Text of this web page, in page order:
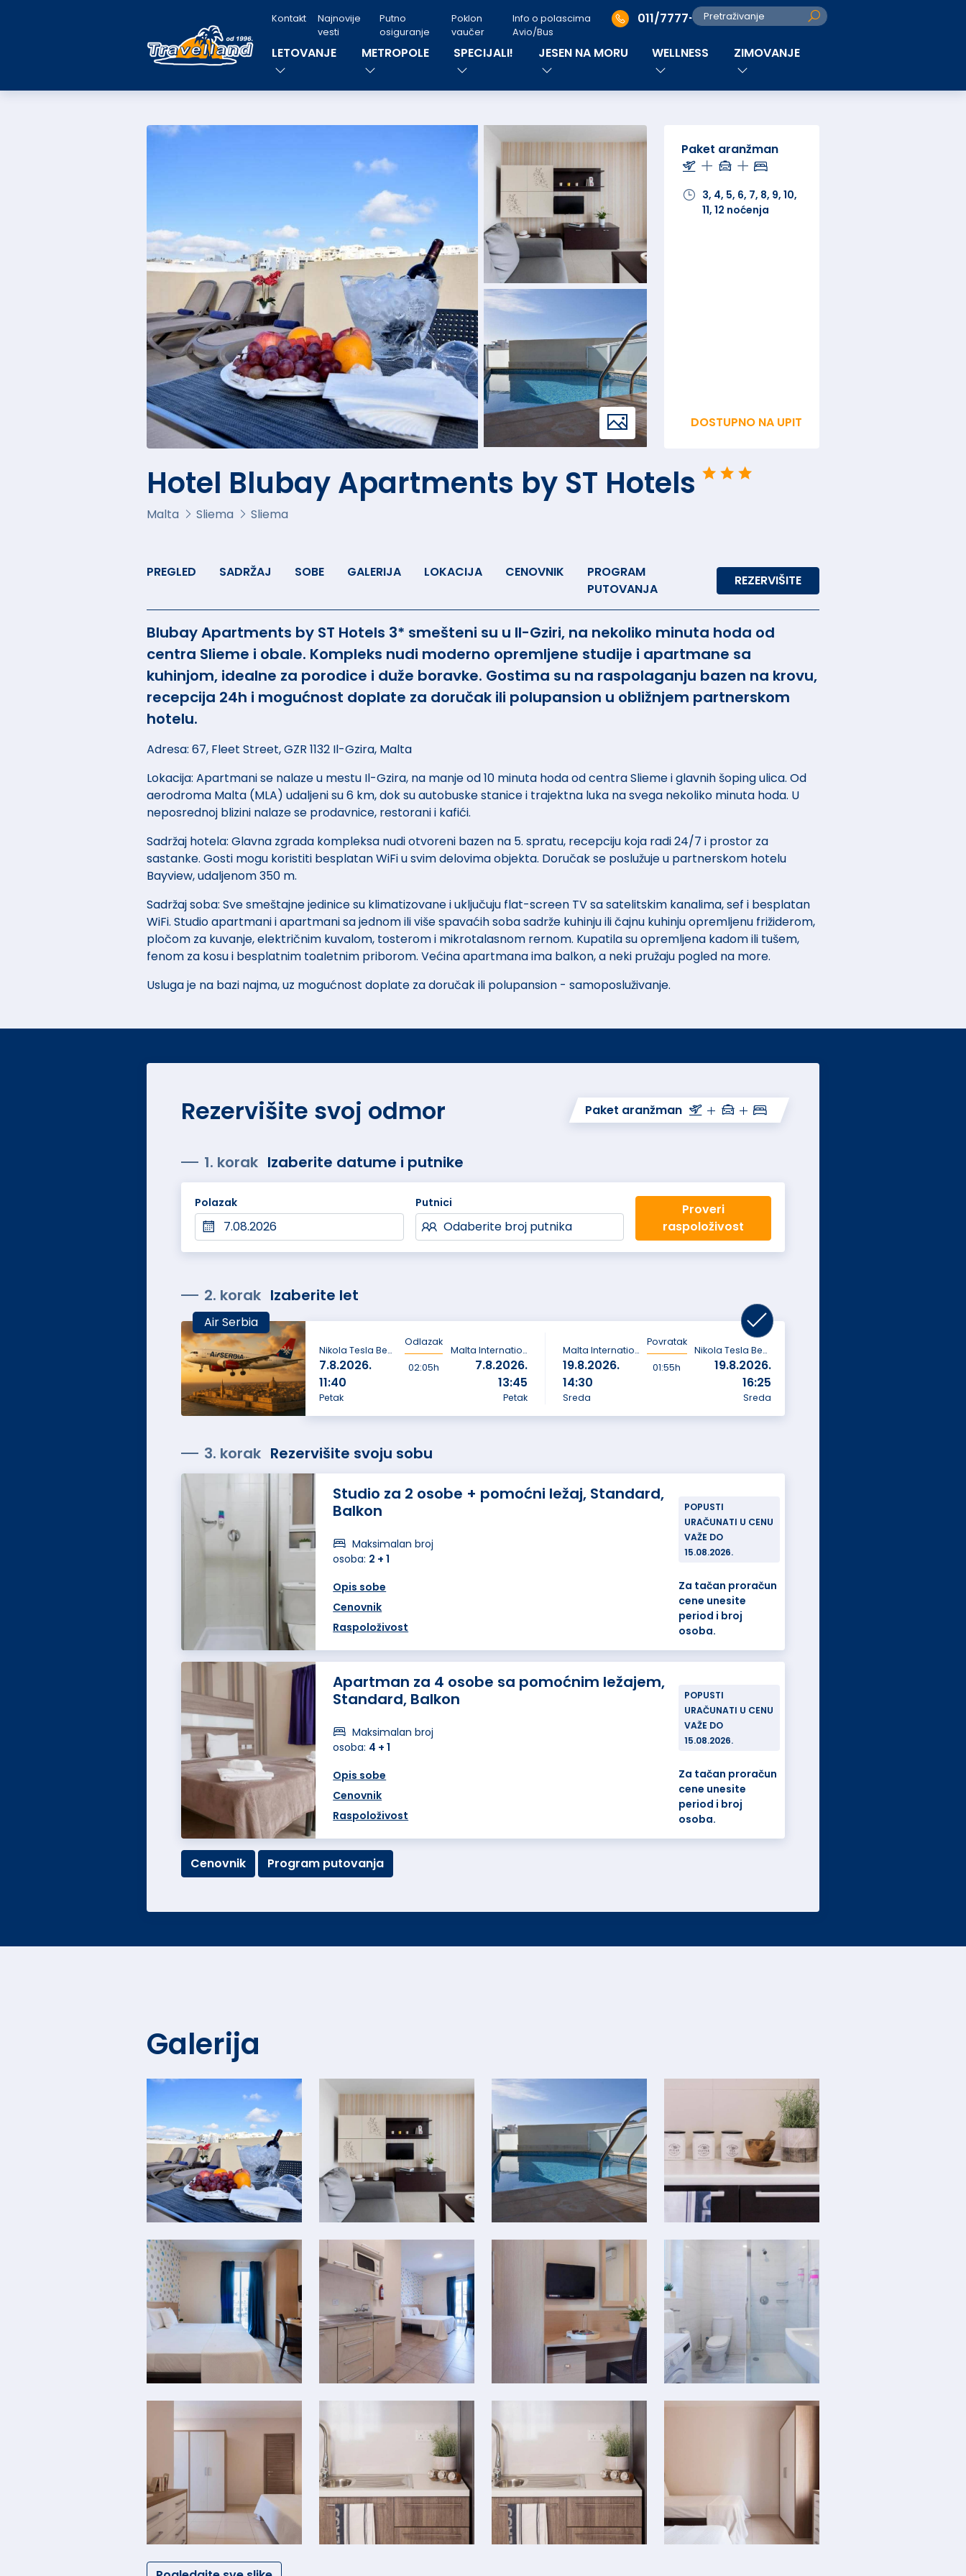
Pretraživanje
Kontakt
Najnovije
vesti
Putno
osiguranje
Poklon
vaučer
Info o polascima
Avio/Bus
011/7777-280
LETOVANJE METROPOLE SPECIJALI! JESEN NA MORU WELLNESS ZIMOVANJE
Paket aranžman
3, 4, 5, 6, 7, 8, 9, 10,
11, 12 noćenja
DOSTUPNO NA UPIT
Hotel Blubay Apartments by ST Hotels
Malta Sliema Sliema
PREGLED SADRŽAJ SOBE GALERIJA LOKACIJA CENOVNIK
PROGRAM
PUTOVANJA
REZERVIŠITE
Blubay Apartments by ST Hotels 3* smešteni su u Il-Gziri, na nekoliko minuta hoda od
centra Slieme i obale. Kompleks nudi moderno opremljene studije i apartmane sa
kuhinjom, idealne za porodice i duže boravke. Gostima su na raspolaganju bazen na krovu,
recepcija 24h i mogućnost doplate za doručak ili polupansion u obližnjem partnerskom
hotelu.
Adresa: 67, Fleet Street, GZR 1132 Il-Gzira, Malta
Lokacija: Apartmani se nalaze u mestu Il-Gzira, na manje od 10 minuta hoda od centra Slieme i glavnih šoping ulica. Od
aerodroma Malta (MLA) udaljeni su 6 km, dok su autobuske stanice i trajektna luka na svega nekoliko minuta hoda. U
neposrednoj blizini nalaze se prodavnice, restorani i kafići.
Sadržaj hotela: Glavna zgrada kompleksa nudi otvoreni bazen na 5. spratu, recepciju koja radi 24/7 i prostor za
sastanke. Gosti mogu koristiti besplatan WiFi u svim delovima objekta. Doručak se poslužuje u partnerskom hotelu
Bayview, udaljenom 350 m.
Sadržaj soba: Sve smeštajne jedinice su klimatizovane i uključuju flat-screen TV sa satelitskim kanalima, sef i besplatan
WiFi. Studio apartmani i apartmani sa jednom ili više spavaćih soba sadrže kuhinju ili čajnu kuhinju opremljenu frižiderom,
pločom za kuvanje, električnim kuvalom, tosterom i mikrotalasnom rernom. Kupatila su opremljena kadom ili tušem,
fenom za kosu i besplatnim toaletnim priborom. Većina apartmana ima balkon, a neki pružaju pogled na more.
Usluga je na bazi najma, uz mogućnost doplate za doručak ili polupansion - samoposluživanje.
Rezervišite svoj odmor Paket aranžman
1. korak Izaberite datume i putnike
Polazak Putnici
Odaberite broj putnika
Proveri
raspoloživost
2. korak Izaberite let
Air Serbia
Nikola Tesla Beograd
7.8.2026.
11:40
Petak
Odlazak
02:05h
Malta International Airport
7.8.2026.
13:45
Petak
Malta International Airport
19.8.2026.
14:30
Sreda
Povratak
01:55h
Nikola Tesla Beograd
19.8.2026.
16:25
Sreda
3. korak Rezervišite svoju sobu
Studio za 2 osobe + pomoćni ležaj, Standard,
Balkon
Maksimalan broj
osoba: 2 + 1
Opis sobe
Cenovnik
Raspoloživost
POPUSTI
URAČUNATI U CENU
VAŽE DO
15.08.2026.
Za tačan proračun
cene unesite
period i broj
osoba.
Apartman za 4 osobe sa pomoćnim ležajem,
Standard, Balkon
Maksimalan broj
osoba: 4 + 1
Opis sobe
Cenovnik
Raspoloživost
POPUSTI
URAČUNATI U CENU
VAŽE DO
15.08.2026.
Za tačan proračun
cene unesite
period i broj
osoba.
Cenovnik Program putovanja
Galerija